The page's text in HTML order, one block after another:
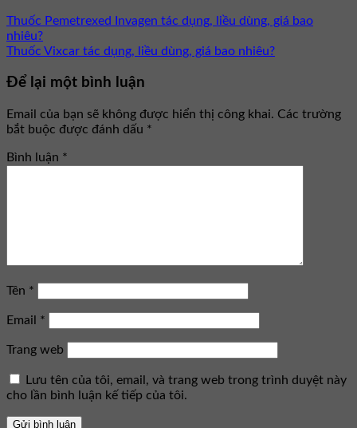
Thuốc Pemetrexed Invagen tác dụng, liều dùng, giá bao
nhiêu?
Thuốc Vixcar tác dụng, liều dùng, giá bao nhiêu?
Để lại một bình luận
Email của bạn sẽ không được hiển thị công khai. Các trường
bắt buộc được đánh dấu *
Bình luận *
Tên *
Email *
Trang web
Lưu tên của tôi, email, và trang web trong trình duyệt này
cho lần bình luận kế tiếp của tôi.